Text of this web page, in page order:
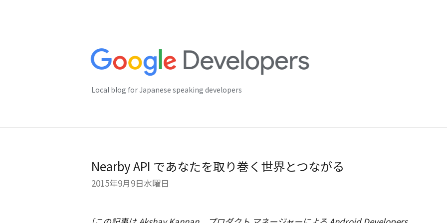
Local blog for Japanese speaking developers
Nearby API であなたを取り巻く世界とつながる
2015年9月9日水曜日